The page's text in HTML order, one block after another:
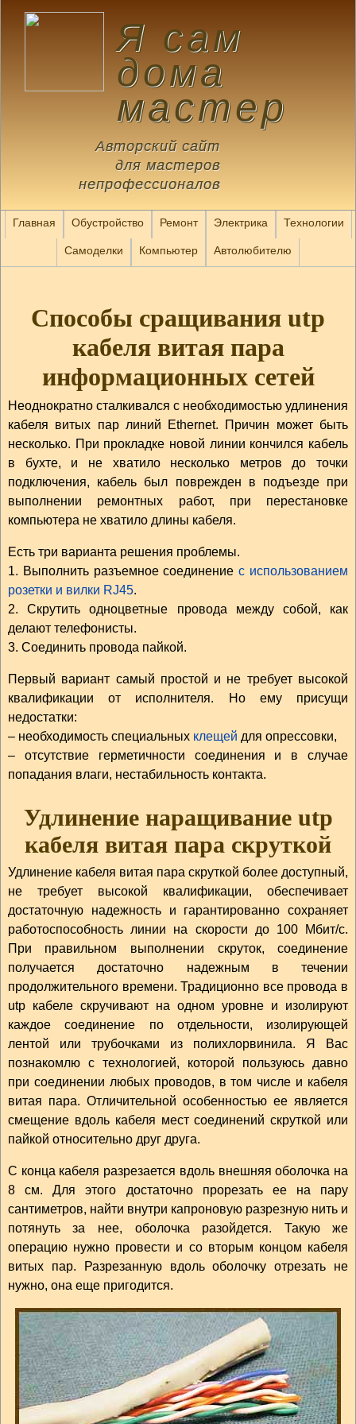
Я сам
дома
мастер
Авторский сайт
для мастеров
непрофессионалов
Главная Обустройство Ремонт Электрика Технологии
Самоделки Компьютер Автолюбителю
Способы сращивания utp
кабеля витая пара
информационных сетей
Неоднократно сталкивался с необходимостью удлинения
кабеля витых пар линий Ethernet. Причин может быть
несколько. При прокладке новой линии кончился кабель
в бухте, и не хватило несколько метров до точки
подключения, кабель был поврежден в подъезде при
выполнении ремонтных работ, при перестановке
компьютера не хватило длины кабеля.
Есть три варианта решения проблемы.
1. Выполнить разъемное соединениес использованием
розетки и вилки RJ45.
2. Скрутить одноцветные провода между собой, как
делают телефонисты.
3. Соединить провода пайкой.
Первый вариант самый простой и не требует высокой
квалификации от исполнителя. Но ему присущи
недостатки:
– необходимость специальных клещей для опрессовки,
– отсутствие герметичности соединения и в случае
попадания влаги, нестабильность контакта.
Удлинение наращивание utp
кабеля витая пара скруткой
Удлинение кабеля витая пара скруткой более доступный,
не требует высокой квалификации, обеспечивает
достаточную надежность и гарантированно сохраняет
работоспособность линии на скорости до 100 Мбит/с.
При правильном выполнении скруток, соединение
получается достаточно надежным в течении
продолжительного времени. Традиционно все провода в
utp кабеле скручивают на одном уровне и изолируют
каждое соединение по отдельности, изолирующей
лентой или трубочками из полихлорвинила. Я Вас
познакомлю с технологией, которой пользуюсь давно
при соединении любых проводов, в том числе и кабеля
витая пара. Отличительной особенностью ее является
смещение вдоль кабеля мест соединений скруткой или
пайкой относительно друг друга.
С конца кабеля разрезается вдоль внешняя оболочка на
8 см. Для этого достаточно прорезать ее на пару
сантиметров, найти внутри капроновую разрезную нить и
потянуть за нее, оболочка разойдется. Такую же
операцию нужно провести и со вторым концом кабеля
витых пар. Разрезанную вдоль оболочку отрезать не
нужно, она еще пригодится.